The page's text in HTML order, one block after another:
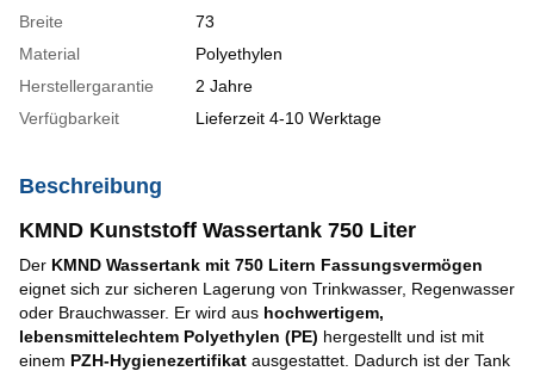
Breite
73
Material
Polyethylen
Herstellergarantie
2 Jahre
Verfügbarkeit
Lieferzeit 4-10 Werktage
Beschreibung
KMND Kunststoff Wassertank 750 Liter
Der KMND Wassertank mit 750 Litern Fassungsvermögen
eignet sich zur sicheren Lagerung von Trinkwasser, Regenwasser
oder Brauchwasser. Er wird aus hochwertigem,
lebensmittelechtem Polyethylen (PE) hergestellt und ist mit
einem PZH-Hygienezertifikat ausgestattet. Dadurch ist der Tank